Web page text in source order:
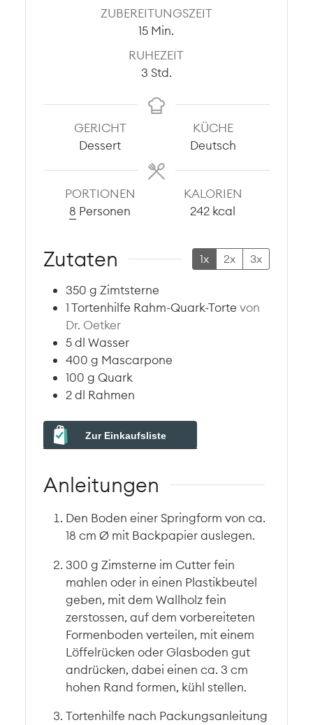
ZUBEREITUNGSZEIT
15Minuten
Min.
RUHEZEIT
3Stunden
Std.
GERICHT
Dessert
KÜCHE
Deutsch
PORTIONEN
8 Personen
KALORIEN
242 kcal
Zutaten 1x 2x 3x
350 g Zimtsterne
1Tortenhilfe Rahm-Quark-Torte von
Dr. Oetker
5dl Wasser
400 g Mascarpone
100 g Quark
2dl Rahmen
Zur Einkaufsliste
Anleitungen
Den Boden einer Springform von ca.
18 cm Ø mit Backpapier auslegen.
300 g Zimsterne im Cutter fein
mahlen oder in einen Plastikbeutel
geben, mit dem Wallholz fein
zerstossen, auf dem vorbereiteten
Formenboden verteilen, mit einem
Löffelrücken oder Glasboden gut
andrücken, dabei einen ca. 3 cm
hohen Rand formen, kühl stellen.
Tortenhilfe nach Packungsanleitung